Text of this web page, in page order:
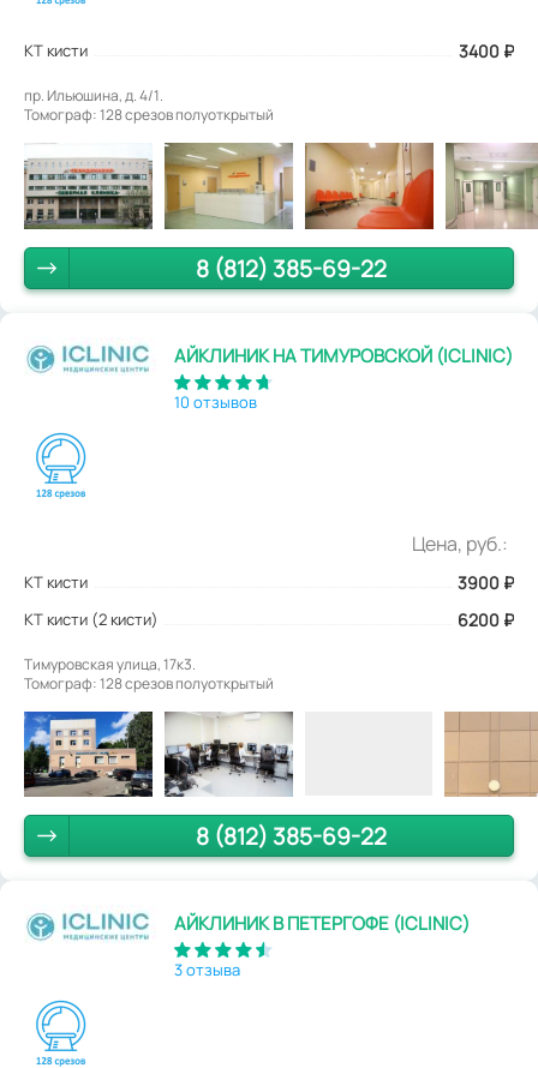
КТ кисти 3400 ₽
пр. Ильюшина, д. 4/1.
Томограф: 128 срезов полуоткрытый
8 (812) 385-69-22
АЙКЛИНИК НА ТИМУРОВСКОЙ (ICLINIC)
10 отзывов
Цена, руб.:
КТ кисти 3900 ₽
КТ кисти (2 кисти) 6200 ₽
Тимуровская улица, 17к3.
Томограф: 128 срезов полуоткрытый
8 (812) 385-69-22
АЙКЛИНИК В ПЕТЕРГОФЕ (ICLINIC)
3 отзыва